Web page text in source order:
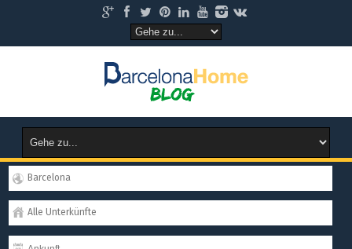
Barcelona
Alle Unterkünfte